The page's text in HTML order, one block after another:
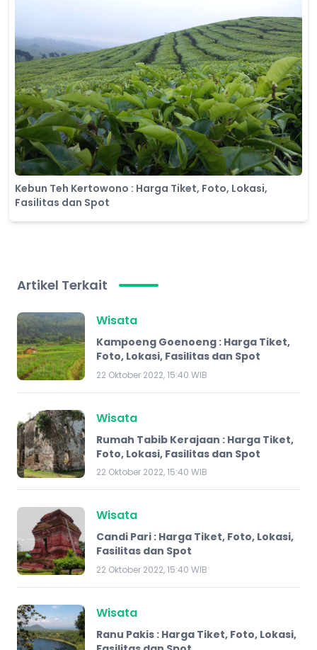
Kebun Teh Kertowono : Harga Tiket, Foto, Lokasi,
Fasilitas dan Spot
Artikel Terkait
Wisata
Kampoeng Goenoeng : Harga Tiket,
Foto, Lokasi, Fasilitas dan Spot
22 Oktober 2022, 15:40 WIB
Wisata
Rumah Tabib Kerajaan : Harga Tiket,
Foto, Lokasi, Fasilitas dan Spot
22 Oktober 2022, 15:40 WIB
Wisata
Candi Pari : Harga Tiket, Foto, Lokasi,
Fasilitas dan Spot
22 Oktober 2022, 15:40 WIB
Wisata
Ranu Pakis : Harga Tiket, Foto, Lokasi,